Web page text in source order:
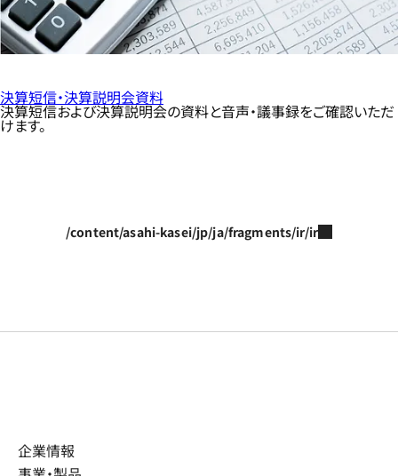
決算短信・決算説明会資料
決算短信および決算説明会の資料と音声・議事録をご確認いただ
けます。
/content/asahi-kasei/jp/ja/fragments/ir/ir
企業情報